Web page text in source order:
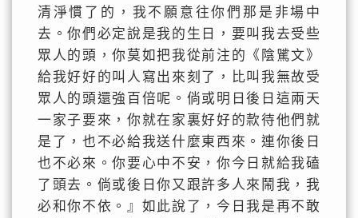
清淨慣了的，我不願意往你們那是非場中
去。你們必定說是我的生日，要叫我去受些
眾人的頭，你莫如把我從前注的《陰騭文》
給我好好的叫人寫出來刻了，比叫我無故受
眾人的頭還強百倍呢。倘或明日後日這兩天
一家子要來，你就在家裏好好的款待他們就
是了，也不必給我送什麼東西來。連你後日
也不必來。你要心中不安，你今日就給我磕
了頭去。倘或後日你又跟許多人來鬧我，我
必和你不依。』如此說了，今日我是再不敢